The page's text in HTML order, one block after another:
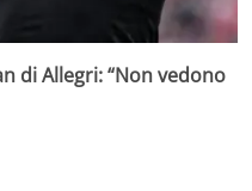
di Allegri: “Non vedono